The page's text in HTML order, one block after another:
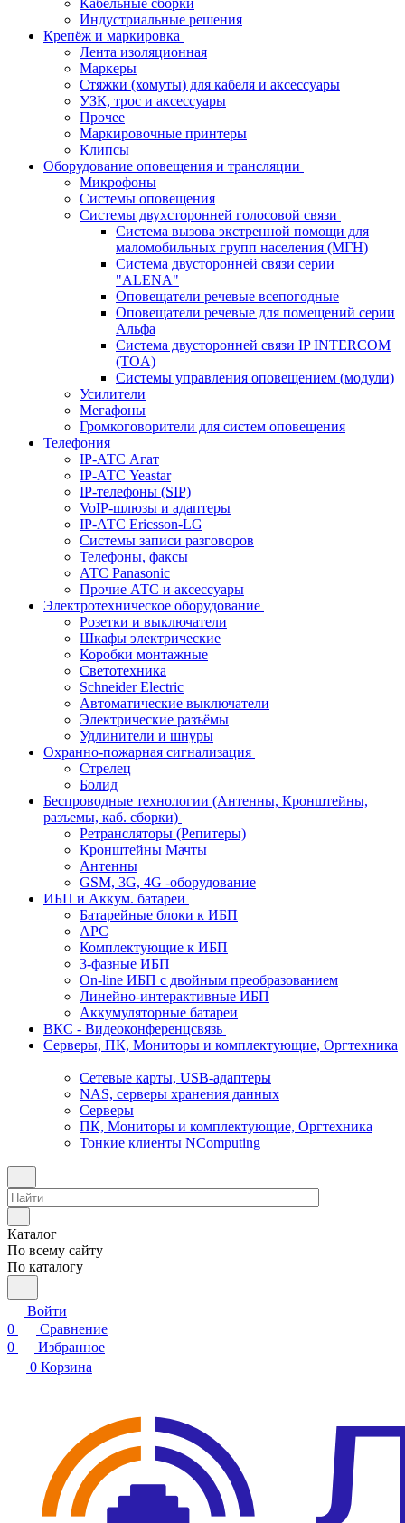
Кабельные сборки
Индустриальные решения
Крепёж и маркировка
Лента изоляционная
Маркеры
Стяжки (хомуты) для кабеля и аксессуары
УЗК, трос и аксессуары
Прочее
Маркировочные принтеры
Клипсы
Оборудование оповещения и трансляции
Микрофоны
Системы оповещения
Системы двухсторонней голосовой связи
Система вызова экстренной помощи для
маломобильных групп населения (МГН)
Система двусторонней связи серии
"ALENA"
Оповещатели речевые всепогодные
Оповещатели речевые для помещений серии
Альфа
Система двусторонней связи IP INTERCOM
(TOA)
Системы управления оповещением (модули)
Усилители
Мегафоны
Громкоговорители для систем оповещения
Телефония
IP-АТС Агат
IP-АТС Yeastar
IP-телефоны (SIP)
VoIP-шлюзы и адаптеры
IP-АТС Ericsson-LG
Системы записи разговоров
Телефоны, факсы
АТС Panasonic
Прочие АТС и аксессуары
Электротехническое оборудование
Розетки и выключатели
Шкафы электрические
Коробки монтажные
Светотехника
Schneider Electric
Автоматические выключатели
Электрические разъёмы
Удлинители и шнуры
Охранно-пожарная сигнализация
Стрелец
Болид
Беспроводные технологии (Антенны, Кронштейны,
разъемы, каб. сборки)
Ретрансляторы (Репитеры)
Кронштейны Мачты
Антенны
GSM, 3G, 4G -оборудование
ИБП и Аккум. батареи
Батарейные блоки к ИБП
APC
Комплектующие к ИБП
3-фазные ИБП
On-line ИБП с двойным преобразованием
Линейно-интерактивные ИБП
Аккумуляторные батареи
ВКС - Видеоконференцсвязь
Серверы, ПК, Мониторы и комплектующие, Оргтехника
Сетевые карты, USB-адаптеры
NAS, серверы хранения данных
Серверы
ПК, Мониторы и комплектующие, Оргтехника
Тонкие клиенты NComputing
Каталог
По всему сайту
По каталогу
Войти
0
Сравнение
0
Избранное
0 Корзина